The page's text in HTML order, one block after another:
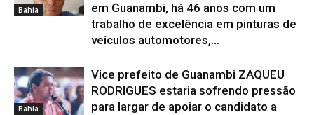
Bahia
em Guanambi, há 46 anos com um
trabalho de excelência em pinturas de
veículos automotores,...
Bahia
Vice prefeito de Guanambi ZAQUEU
RODRIGUES estaria sofrendo pressão
para largar de apoiar o candidato a